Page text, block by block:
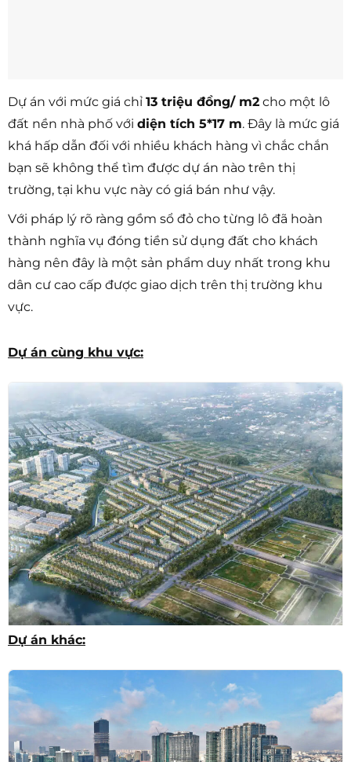
Dự án với mức giá chỉ 13 triệu đồng/ m2 cho một lô
đất nền nhà phố với diện tích 5*17 m. Đây là mức giá
khá hấp dẫn đối với nhiều khách hàng vì chắc chắn
bạn sẽ không thể tìm được dự án nào trên thị
trường, tại khu vực này có giá bán như vậy.
Với pháp lý rõ ràng gồm sổ đỏ cho từng lô đã hoàn
thành nghĩa vụ đóng tiền sử dụng đất cho khách
hàng nên đây là một sản phẩm duy nhất trong khu
dân cư cao cấp được giao dịch trên thị trường khu
vực.
Dự án cùng khu vực:
Dự án khác: